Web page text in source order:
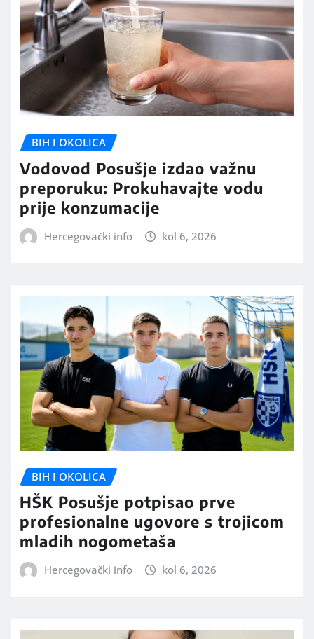
BIH I OKOLICA
Vodovod Posušje izdao važnu
preporuku: Prokuhavajte vodu
prije konzumacije
Hercegovački info kol 6, 2026
BIH I OKOLICA
HŠK Posušje potpisao prve
profesionalne ugovore s trojicom
mladih nogometaša
Hercegovački info kol 6, 2026